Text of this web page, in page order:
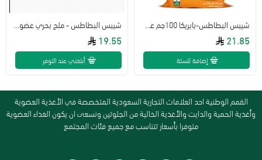
21.85
إضافة للسلة
19.55
أبلغني عند التوفر
القمم الوطنية احد العلامات التجارية السعودية المتخصصة في الأغذية العضوية
وأغذية الحمية والدايت والأغذية الخالية من الجلوتين ونسعى ان يكون الغذاء العضوية
متوفرا بأسعار تتناسب مع جميع فئات المجتمع